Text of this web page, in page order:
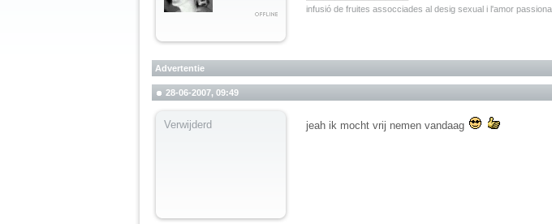
infusió de fruites assocciades al desig sexual i l'amor
Advertentie
28-06-2007, 09:49
Verwijderd jeah ik mocht vrij nemen vandaag